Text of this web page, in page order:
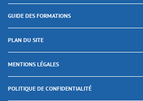
GUIDE DES FORMATIONS
PLAN DU SITE
MENTIONS LÉGALES
POLITIQUE DE CONFIDENTIALITÉ